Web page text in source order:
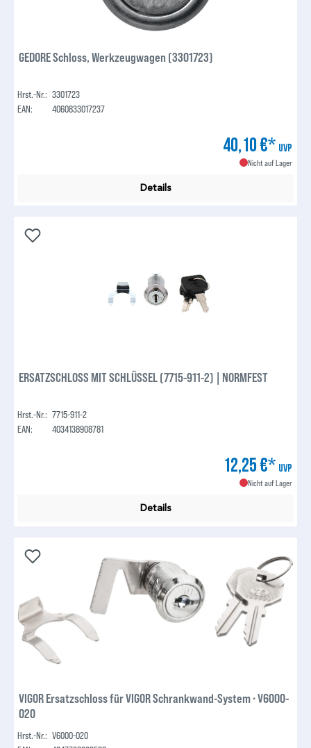
GEDORE Schloss, Werkzeugwagen (3301723)
Hrst.-Nr.: 3301723
EAN:
4060833017237
40,10 €* UVP
Nicht auf Lager
Details
ERSATZSCHLOSS MIT SCHLÜSSEL (7715-911-2) | NORMFEST
Hrst.-Nr.: 7715-911-2
EAN:
4034138908781
12,25 €* UVP
Nicht auf Lager
Details
VIGOR Ersatzschloss für VIGOR Schrankwand-System ∙ V6000-
020
Hrst.-Nr.: V6000-020